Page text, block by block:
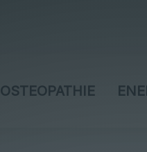
OSTEOPATHIE